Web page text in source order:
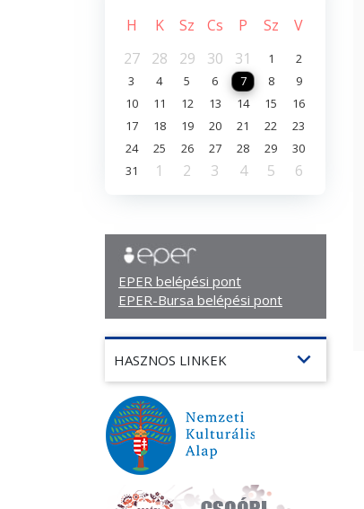
H K Sz Cs P Sz
V
27
28 29 30 31 1
2
3
4 5 6 7 8
9
10
11 12 13 14 15
16
17
18 19 20 21 22
23
24
25 26 27 28 29
30
31
1 2 3 4 5 6
EPER belépési pont
EPER-Bursa belépési pont
HASZNOS LINKEK expand_more